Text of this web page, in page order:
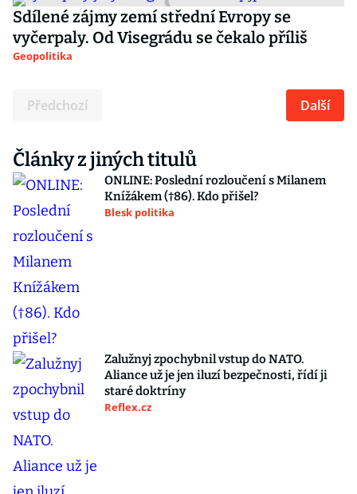
Sdílené zájmy zemí střední Evropy se
vyčerpaly. Od Visegrádu se čekalo příliš
Geopolitika
Předchozí Další
Články z jiných titulů
ONLINE: Poslední rozloučení s Milanem
Knížákem (†86). Kdo přišel?
Blesk politika
Zalužnyj zpochybnil vstup do NATO.
Aliance už je jen iluzí bezpečnosti, řídí ji
staré doktríny
Reflex.cz